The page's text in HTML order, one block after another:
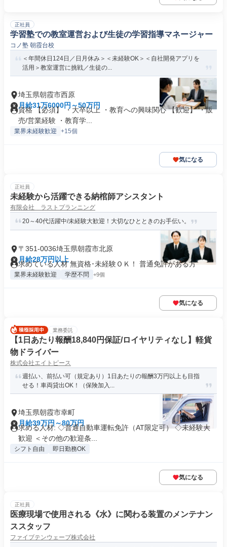
正社員
学習塾での教室運営および生徒の学習指導マネージャー
コノ塾 朝霞台校
＜年間休日124日／日月休み＞＜未経験OK＞＜自社開発アプリを
活用＞教室運営に挑戦／生徒の...
埼玉県朝霞市西原
月給31万6000円～50万円
資格 【必須】 ・大卒以上 ・教育への興味関心 【歓迎】 ・販
売/営業経験 ・教育学...
業界未経験歓迎 +15個
気になる
正社員
未経験から活躍できる納棺師アシスタント
有限会社 ラストプランニング
20～40代活躍中/未経験大歓迎！大切なひとときのお手伝い。
〒351-0036埼玉県朝霞市北原
月給28万円以上
求めている人材 無資格･未経験ＯＫ！ 普通免許がある方
業界未経験歓迎 学歴不問 +9個
気になる
業務委託
【1日あたり報酬18,840円保証/ロイヤリティなし】軽貨
物ドライバー
株式会社エイトピース
週払い、前払い可（規定あり）1日あたりの報酬3万円以上も目指
せる！車両貸出OK！（保険加入...
埼玉県朝霞市幸町
月給39万円～80万円
求める人材: ◇普通自動車運転免許（AT限定可） ◇未経験大
歓迎 ＜その他の歓迎条...
シフト自由 即日勤務OK
気になる
正社員
医療現場で使用される《水》に関わる装置のメンテナン
ススタッフ
ファイブテンウェーブ株式会社